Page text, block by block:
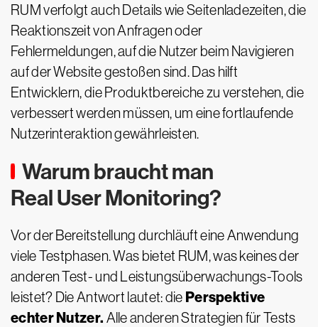
RUM verfolgt auch Details wie Seitenladezeiten, die
Reaktionszeit von Anfragen oder
Fehlermeldungen, auf die Nutzer beim Navigieren
auf der Website gestoßen sind. Das hilft
Entwicklern, die Produktbereiche zu verstehen, die
verbessert werden müssen, um eine fortlaufende
Nutzerinteraktion gewährleisten.
Warum braucht man
Real User Monitoring?
Vor der Bereitstellung durchläuft eine Anwendung
viele Testphasen. Was bietet RUM, was keines der
anderen Test- und Leistungsüberwachungs-Tools
leistet? Die Antwort lautet: die Perspektive
echter Nutzer. Alle anderen Strategien für Tests